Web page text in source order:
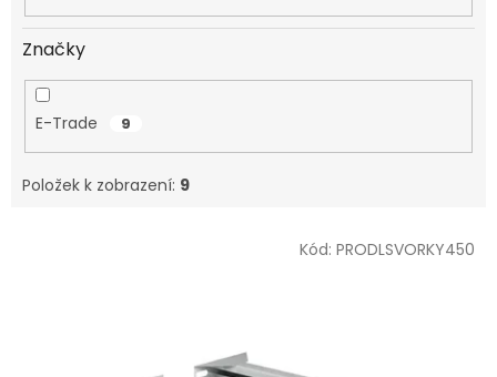
Značky
E-Trade 9
Položek k zobrazení: 9
Kód: PRODLSVORKY450